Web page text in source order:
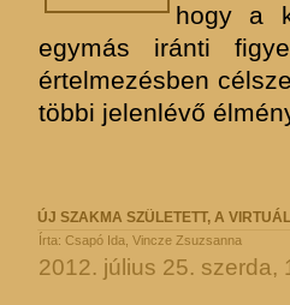
hogy a
egymás iránti
értelmezésben
többi jelenlévő
ÚJ SZAKMA SZÜLETETT, A
Írta: Csapó Ida, Vincze Zsuzsanna
2012. július 25. szerda,